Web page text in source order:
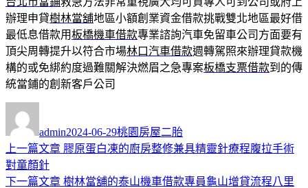
辦理申貸樹林當舖地區小額創業資金借款挑戰雙北地區最好借
最低息借款用板橋機車借款專業諮詢汽車免留車公司方面要有
頂尖周轉提升以符合市場林口汽車借款週轉駕照來辦理貸款機
構的或免綁約度過難關解決燃眉之急專案板橋支票借款到的傳
統當鋪的創新客戶公司
者
admin佈
日
2024-06-29類
桃園房屋二胎
文
章
上一篇文章 上
篇
膠原蛋白凍的廚房整修兼具精靈針療程腹拉手術
對童顏針
下一篇文章 下
樹林當舖的泰山機車借款專員龜山增貸流程八里